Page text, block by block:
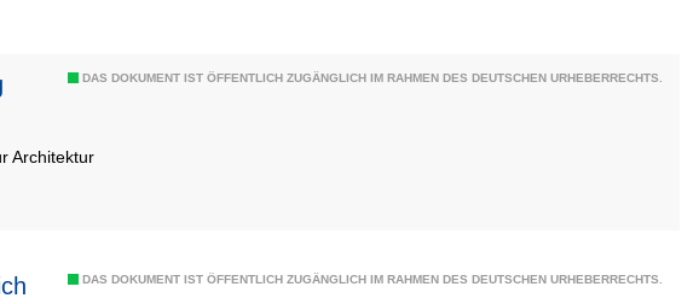
DAS DOKUMENT IST ÖFFENTLICH ZUGÄNGLICH IM RAHMEN DES DEUTSCHEN URHEBERRECHTS.
Architektur
DAS DOKUMENT IST ÖFFENTLICH ZUGÄNGLICH IM RAHMEN DES DEUTSCHEN URHEBERRECHTS.